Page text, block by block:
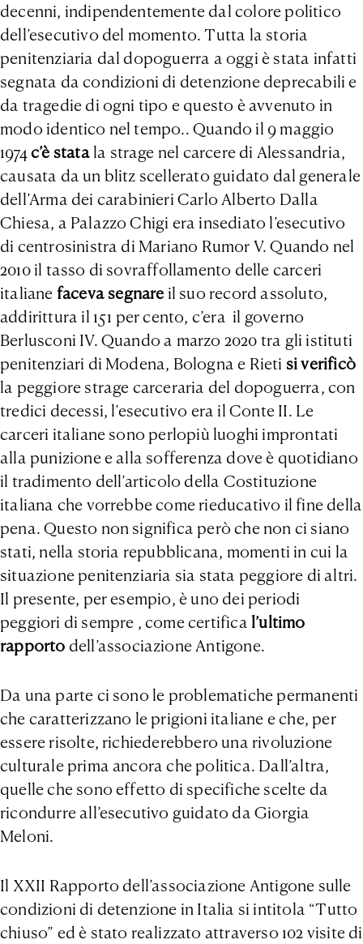
decenni, indipendentemente dal colore politico
dell’esecutivo del momento. Tutta la storia
penitenziaria dal dopoguerra a oggi è stata infatti
segnata da condizioni di detenzione deprecabili e
da tragedie di ogni tipo e questo è avvenuto in
modo identico nel tempo.. Quando il 9 maggio
1974c’è stata la strage nel carcere di Alessandria,
causata da un blitz scellerato guidato dal generale
dell’Arma dei carabinieri Carlo Alberto Dalla
Chiesa, a Palazzo Chigi era insediato l’esecutivo
di centrosinistra di Mariano Rumor V. Quando nel
2010 il tasso di sovraffollamento delle carceri
italiane faceva segnare il suo record assoluto,
addirittura il 151 per cento, c’era il governo
Berlusconi IV. Quando a marzo 2020 tra gli istituti
penitenziari di Modena, Bologna e Rieti si verificò
la peggiore strage carceraria del dopoguerra, con
tredici decessi, l’esecutivo era il Conte II. Le
carceri italiane sono perlopiù luoghi improntati
alla punizione e alla sofferenza dove è quotidiano
il tradimento dell’articolo della Costituzione
italiana che vorrebbe come rieducativo il fine della
pena. Questo non significa però che non ci siano
stati, nella storia repubblicana, momenti in cui la
situazione penitenziaria sia stata peggiore di altri.
Il presente, per esempio, è uno dei periodi
peggiori di sempre , come certifica l’ultimo
rapporto dell’associazione Antigone.
Da una parte ci sono le problematiche permanenti
che caratterizzano le prigioni italiane e che, per
essere risolte, richiederebbero una rivoluzione
culturale prima ancora che politica. Dall’altra,
quelle che sono effetto di specifiche scelte da
ricondurre all’esecutivo guidato da Giorgia
Meloni.
Il XXII Rapporto dell’associazione Antigone sulle
condizioni di detenzione in Italia si intitola “Tutto
chiuso” ed è stato realizzato attraverso 102 visite di